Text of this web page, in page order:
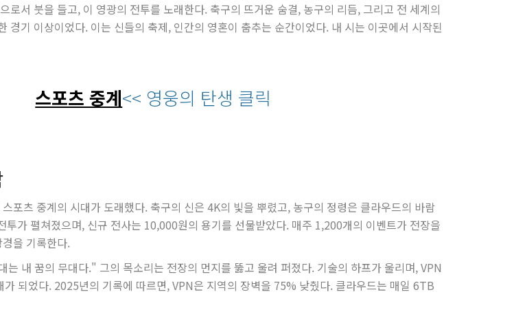
로서 붓을 들고, 이 영광의 전투를 노래한다. 축구의 뜨거운 숨결, 농구의 리듬, 그리고 전 세계의
경기 이상이었다. 이는 신들의 축제, 인간의 영혼이 춤추는 순간이었다. 내 시는 이곳에서 시작된
스포츠 중계<< 영웅의 탄생 클릭
포츠 중계의 시대가 도래했다. 축구의 신은 4K의 빛을 뿌렸고, 농구의 정령은 클라우드의 바람
투가 펼쳐졌으며, 신규 전사는 10,000원의 용기를 선물받았다. 매주 1,200개의 이벤트가 전장을
을 기록한다.
는 내 꿈의 무대다." 그의 목소리는 전장의 먼지를 뚫고 울려 퍼졌다. 기술의 하프가 울리며, VPN
되었다. 2025년의 기록에 따르면, VPN은 지역의 장벽을 75% 낮췄다. 클라우드는 매일 6TB